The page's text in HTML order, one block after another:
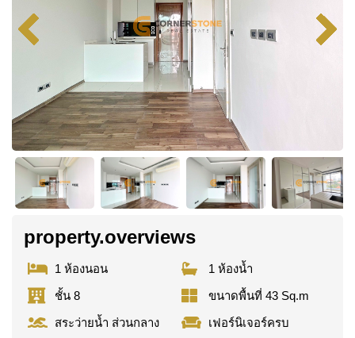
property.overviews
1 ห้องนอน
1 ห้องน้ำ
ชั้น 8
ขนาดพื้นที่ 43 Sq.m
สระว่ายน้ำ ส่วนกลาง
เฟอร์นิเจอร์ครบ